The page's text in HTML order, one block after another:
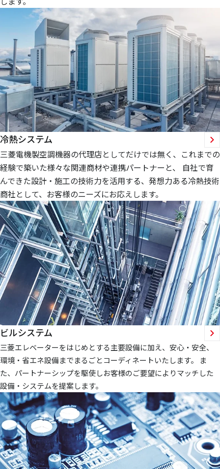
冷熱システム
三菱電機製空調機器の代理店としてだけでは無く、これまでの
経験で築いた様々な関連商材や連携パートナーと、 自社で育
んできた設計・施工の技術力を活用する、発想力ある冷熱技術
商社として、お客様のニーズにお応えします。
ビルシステム
三菱エレベーターをはじめとする主要設備に加え、安心・安全、
環境・省エネ設備までまるごとコーディネートいたします。 ま
た、パートナーシップを駆使しお客様のご要望によりマッチした
設備・システムを提案します。